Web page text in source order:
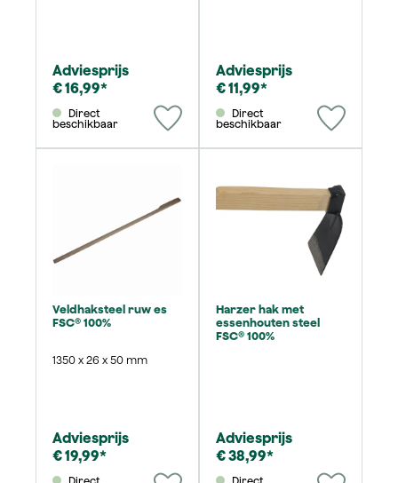
Adviesprijs
€ 16,99*
beschikbaar
Adviesprijs
€ 11,99*
beschikbaar
Veldhaksteel ruw es
FSC® 100%
1350 x 26 x 50 mm
Adviesprijs
€ 19,99*
Harzer hak met
essenhouten steel
FSC® 100%
Adviesprijs
€ 38,99*